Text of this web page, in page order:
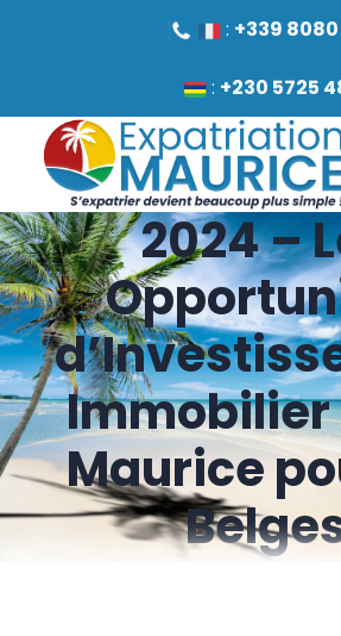
: +339 8080
: +230 5725
2024 –
Immobilier
Maurice